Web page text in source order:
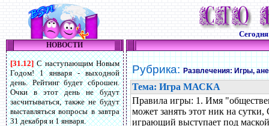
НОВОСТИ
[31.12]С наступающим Новым
Годом! 1 января - выходной
день. Рейтинг будет сброшен.
Очки в этот день не будут
засчитываться, также не будут
выставляться вопросы в завтра
31 декабря и 1 января.
Рубрика:Развлечения: Игры,
Тема: Игра МАСКА
Правила игры: 1. Имя
может занять этот ник на
играющий выступает под